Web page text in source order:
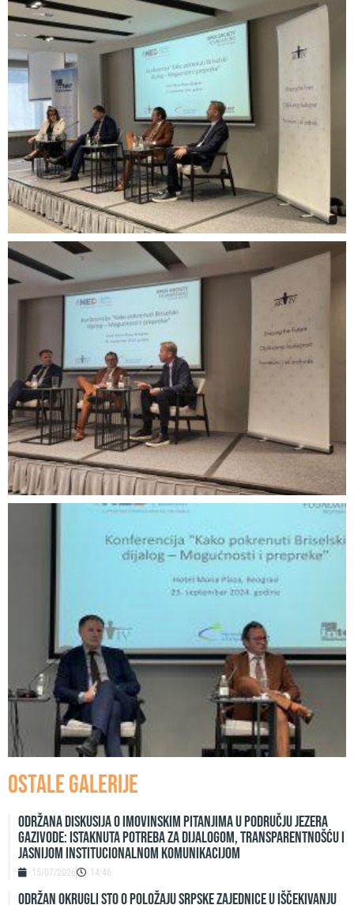
Ostale galerije
Održana diskusija o imovinskim pitanjima u području jezera
Gazivode: Istaknuta potreba za dijalogom, transparentnošću i
jasnijom institucionalnom komunikacijom
15/07/2026 14:46
ODRŽAN OKRUGLI STO O POLOŽAJU SRPSKE ZAJEDNICE U IŠČEKIVANJU